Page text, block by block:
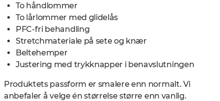
To håndlommer
To lårlommer med glidelås
PFC-fri behandling
Stretchmateriale på sete og knær
Beltehemper
Justering med trykknapper i benavslutningen
Produktets passform er smalere enn normalt. Vi
anbefaler å velge én størrelse større enn vanlig.